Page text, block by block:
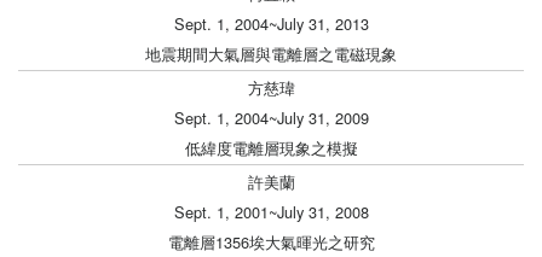
Sept. 1, 2004~July 31, 2013
地震期間大氣層與電離層之電磁現象
方慈瑋
Sept. 1, 2004~July 31, 2009
低緯度電離層現象之模擬
許美蘭
Sept. 1, 2001~July 31, 2008
電離層1356埃大氣暉光之研究